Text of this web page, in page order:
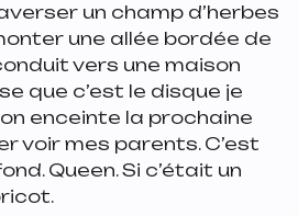
un champ d’herbes
une allée bordée de
vers une maison
que c’est le disque je
enceinte la prochaine
voir mes parents. C’est
Queen. Si c’était un